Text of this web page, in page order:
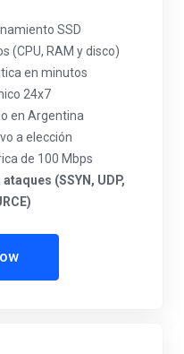
SSD
(CPU, RAM y disco)
en minutos
24x7
en Argentina
a elección
de 100 Mbps
(SSYN, UDP,